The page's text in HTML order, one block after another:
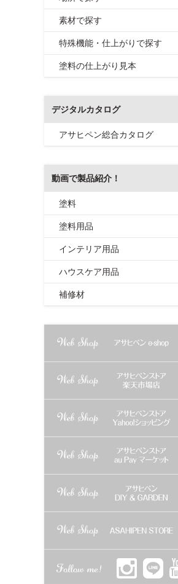
素材で探す
特殊機能・仕上がりで探す
塗料の仕上がり見本
デジタルカタログ
アサヒペン総合カタログ
動画で製品紹介！
塗料
塗料用品
インテリア用品
ハウスケア用品
補修材